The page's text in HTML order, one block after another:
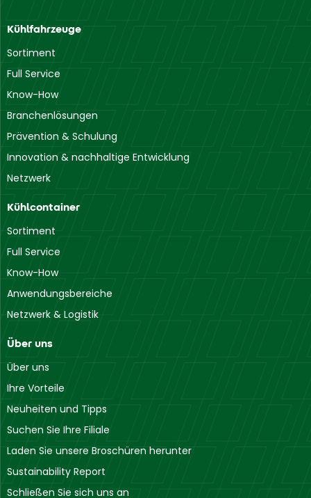
Kühlfahrzeuge
Sortiment
Full Service
Know-How
Branchenlösungen
Prävention & Schulung
Innovation & nachhaltige Entwicklung
Netzwerk
Kühlcontainer
Sortiment
Full Service
Know-How
Anwendungsbereiche
Netzwerk & Logistik
Über uns
Über uns
Ihre Vorteile
Neuheiten und Tipps
Suchen Sie Ihre Filiale
Laden Sie unsere Broschüren herunter
Sustainability Report
Schließen Sie sich uns an